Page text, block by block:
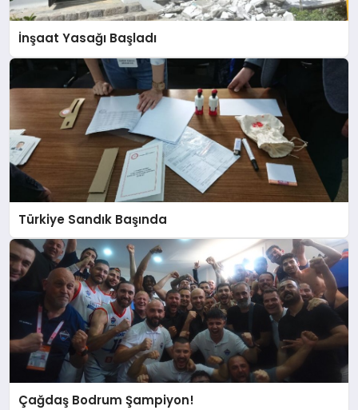
İnşaat Yasağı Başladı
Türkiye Sandık Başında
Çağdaş Bodrum Şampiyon!